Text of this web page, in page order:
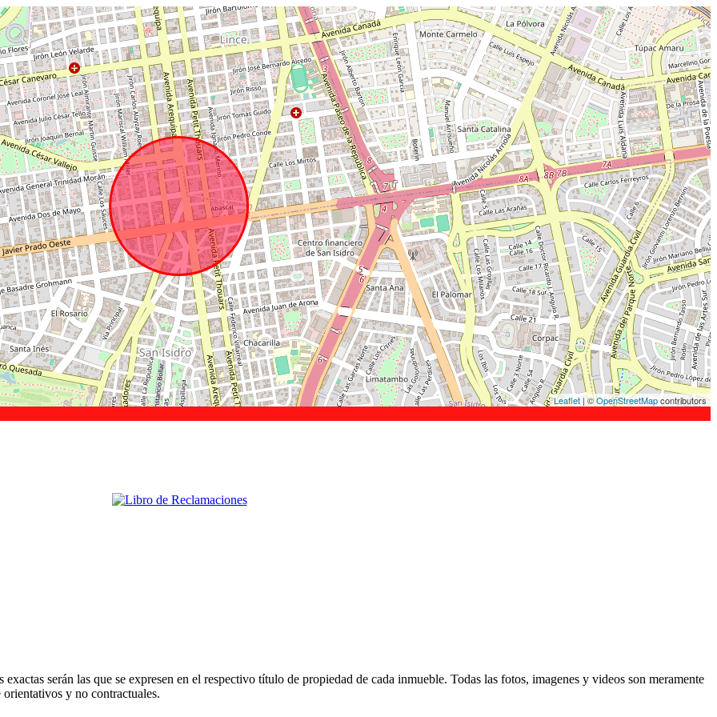
Leaflet | ©OpenStreetMapcontributors
serán las que se expresen en el respectivo título de propiedad de cada inmueble. Todas las fotos, imagenes y videos son meramente
y no contractuales.